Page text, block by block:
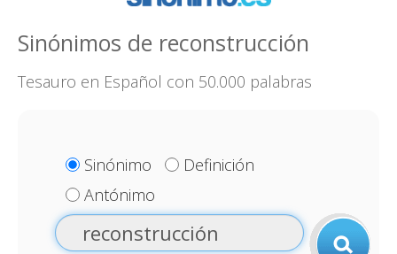
Sinónimos de reconstrucción
Tesauro en Español con 50.000 palabras
Sinónimo
Definición
Antónimo